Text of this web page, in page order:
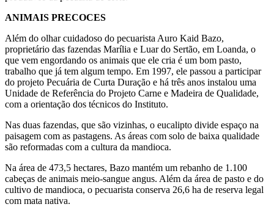
ANIMAIS PRECOCES
Além do olhar cuidadoso do pecuarista Auro Kaid Bazo,
proprietário das fazendas Marília e Luar do Sertão, em Loanda, o
que vem engordando os animais que ele cria é um bom pasto,
trabalho que já tem algum tempo. Em 1997, ele passou a participar
do projeto Pecuária de Curta Duração e há três anos instalou uma
Unidade de Referência do Projeto Carne e Madeira de Qualidade,
com a orientação dos técnicos do Instituto.
Nas duas fazendas, que são vizinhas, o eucalipto divide espaço na
paisagem com as pastagens. As áreas com solo de baixa qualidade
são reformadas com a cultura da mandioca.
Na área de 473,5 hectares, Bazo mantém um rebanho de 1.100
cabeças de animais meio-sangue angus. Além da área de pasto e do
cultivo de mandioca, o pecuarista conserva 26,6 ha de reserva legal
com mata nativa.